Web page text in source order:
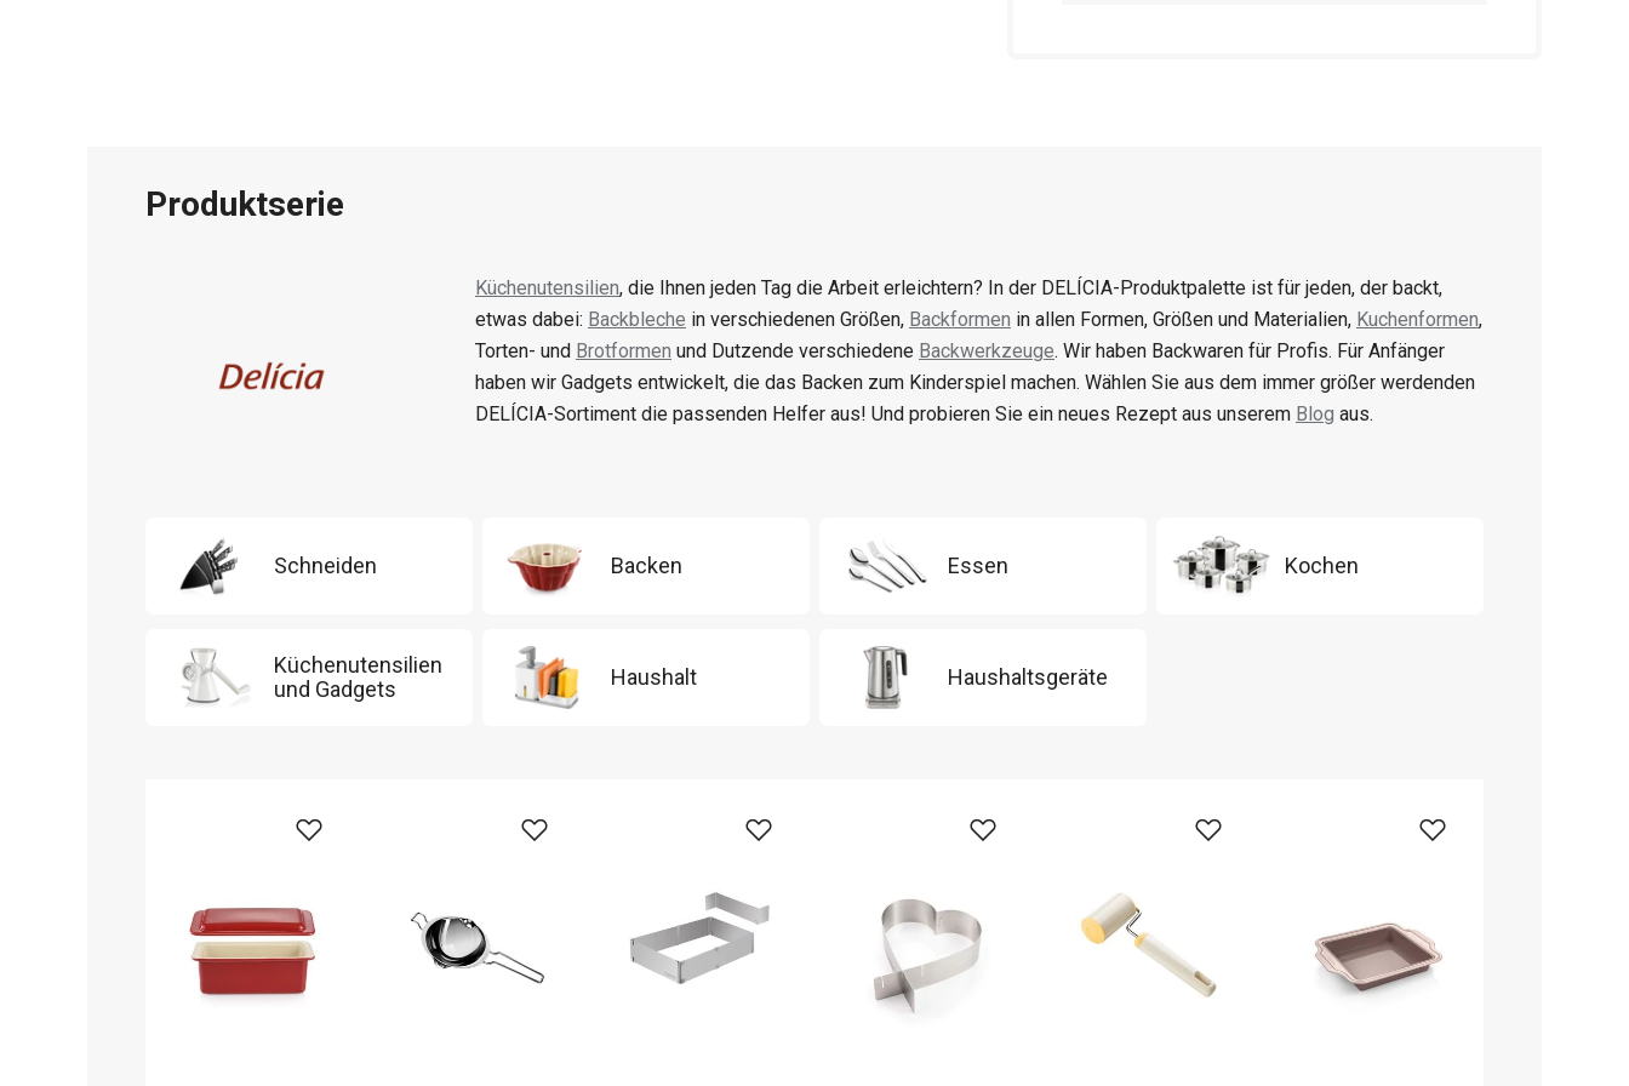
Produktserie
Küchenutensilien, die Ihnen jeden Tag die Arbeit erleichtern? In der DELÍCIA-Produktpalette ist für jeden, der backt,
etwas dabei: Backbleche in verschiedenen Größen, Backformen in allen Formen, Größen und Materialien, Kuchenformen,
Torten- und Brotformen und Dutzende verschiedene Backwerkzeuge. Wir haben Backwaren für Profis. Für Anfänger
haben wir Gadgets entwickelt, die das Backen zum Kinderspiel machen. Wählen Sie aus dem immer größer werdenden
DELÍCIA-Sortiment die passenden Helfer aus! Und probieren Sie ein neues Rezept aus unserem Blog aus.
Schneiden Backen Essen Kochen
Küchenutensilien
und Gadgets
Haushalt Haushaltsgeräte